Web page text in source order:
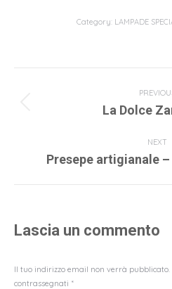
Category: LAMPADE
La Dolce
NEXT
Presepe artigianale
Lascia un commento
Il tuo indirizzo email non verrà
contrassegnati *